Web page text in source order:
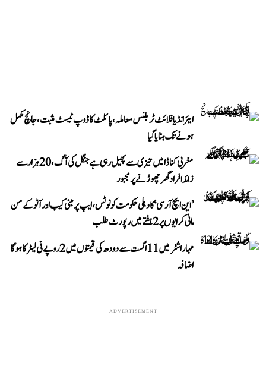
ایئر انڈیا فلائٹ ٹربلنس معاملہ، پائلٹ کا ڈوپ ٹیسٹ مثبت، جانچ مکمل
ہونے تک ہٹایا گیا
مغربی کناڈا میں تیزی سے پھیل رہی ہے جنگل کی آگ، 20 ہزار سے
زائد افراد گھر چھوڑنے پر مجبور
’این ایچ آر سی‘ کا دہلی حکومت کو نوٹس، ایپ پر مبنی کیب اور آٹو کے من
مانی کرایوں پر 2 ہفتے میں رپورٹ طلب
مہاراشٹر میں 11 اگست سے دودھ کی قیمتوں میں 2 روپے فی لیٹر کا ہوگا
اضافہ
ADVERTISEMENT